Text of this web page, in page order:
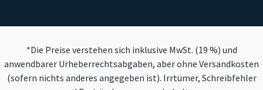
*Die Preise verstehen sich inklusive MwSt. (19 %) und
anwendbarer Urheberrechtsabgaben, aber ohne Versandkosten
(sofern nichts anderes angegeben ist). Irrtümer, Schreibfehler